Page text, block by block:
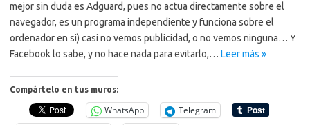
mejor sin duda es Adguard, pues no actua directamente sobre el
navegador, es un programa independiente y funciona sobre el
ordenador en si) casi no vemos publicidad, o no vemos ninguna… Y
Facebook lo sabe, y no hace nada para evitarlo,… Leer más »
Compártelo en tus muros:
WhatsApp
Telegram